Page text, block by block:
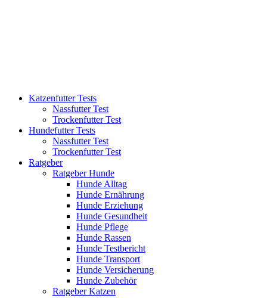
Katzenfutter Tests
Nassfutter Test
Trockenfutter Test
Hundefutter Tests
Nassfutter Test
Trockenfutter Test
Ratgeber
Ratgeber Hunde
Hunde Alltag
Hunde Ernährung
Hunde Erziehung
Hunde Gesundheit
Hunde Pflege
Hunde Rassen
Hunde Testbericht
Hunde Transport
Hunde Versicherung
Hunde Zubehör
Ratgeber Katzen